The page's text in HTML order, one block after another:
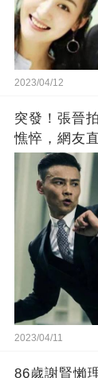
2023/04/12
突發！張晉
憔悴，網友
2023/04/11
86歲謝賢懶